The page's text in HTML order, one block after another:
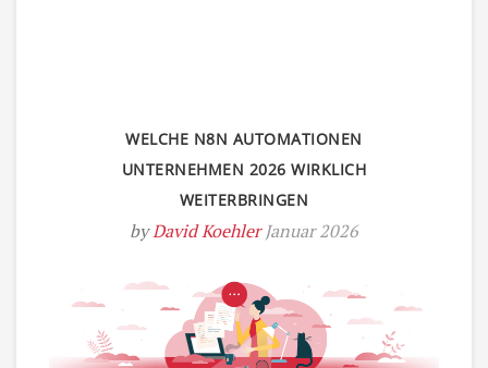
WELCHE N8N AUTOMATIONEN
UNTERNEHMEN 2026 WIRKLICH
WEITERBRINGEN
byDavid Koehler Januar 2026